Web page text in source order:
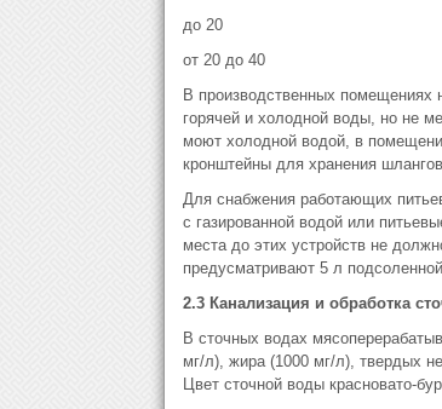
до 20
от 20 до 40
В производственных
горячей и холодной воды, но не
моют холодной водой, в
кронштейны для хранения
Для снабжения работающих
с газированной водой или
места до этих устройств не
предусматривают 5 л
2.3 Канализация и обработка
В сточных водах
мг/л), жира (1000 мг/л), твердых
Цвет сточной воды красновато-